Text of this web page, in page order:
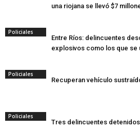
una riojana se llevó $7
Policiales
Entre Ríos: delincuentes
explosivos como los que se
Policiales
Recuperan vehículo
Policiales
Tres delincuentes